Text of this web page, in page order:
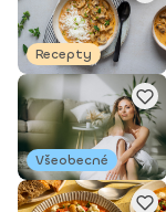
Recepty
Všeobecné